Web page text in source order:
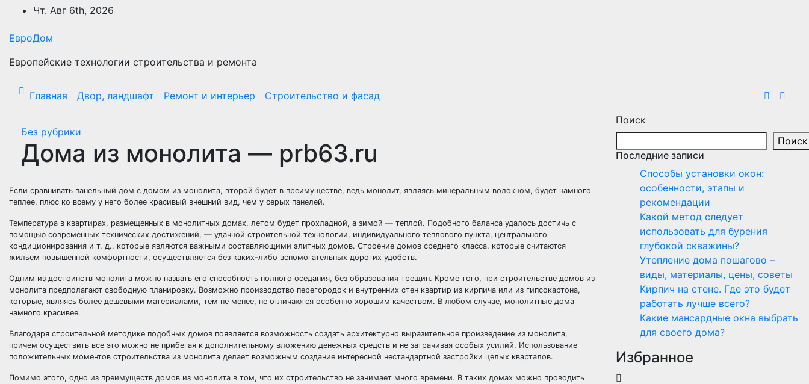
Перейти
содержимому
Чт. Авг 6th, 2026
ЕвроДом
Европейские технологии строительства и ремонта
Главная Двор, ландшафт Ремонт и интерьер Строительство и фасад
Без рубрики
Дома из монолита — prb63.ru
Если сравнивать панельный дом с домом из монолита, второй будет в преимуществе, ведь монолит, являясь минеральным волокном, будет намного
теплее, плюс ко всему у него более красивый внешний вид, чем у серых панелей.
Температура в квартирах, размещенных в монолитных домах, летом будет прохладной, а зимой — теплой. Подобного баланса удалось достичь с
помощью современных технических достижений, — удачной строительной технологии, индивидуального теплового пункта, центрального
кондиционирования и т. д., которые являются важными составляющими элитных домов. Строение домов среднего класса, которые считаются
жильем повышенной комфортности, осуществляется без каких-либо вспомогательных дорогих удобств.
Одним из достоинств монолита можно назвать его способность полного оседания, без образования трещин. Кроме того, при строительстве домов из
монолита предполагают свободную планировку. Возможно производство перегородок и внутренних стен квартир из кирпича или из гипсокартона,
которые, являясь более дешевыми материалами, тем не менее, не отличаются особенно хорошим качеством. В любом случае, монолитные дома
намного красивее.
Благодаря строительной методике подобных домов появляется возможность создать архитектурно выразительное произведение из монолита,
причем осуществить все это можно не прибегая к дополнительному вложению денежных средств и не затрачивая особых усилий. Использование
положительных моментов строительства из монолита делает возможным создание интересной нестандартной застройки целых кварталов.
Помимо этого, одно из преимуществ домов из монолита в том, что их строительство не занимает много времени. В таких домах можно проводить
Поиск
Поиск
Последние записи
Способы установки окон:
особенности, этапы и
рекомендации
Какой метод следует
использовать для бурения
глубокой скважины?
Утепление дома пошагово –
виды, материалы, цены, советы
Кирпич на стене. Где это будет
работать лучше всего?
Какие мансардные окна выбрать
для своего дома?
Избранное